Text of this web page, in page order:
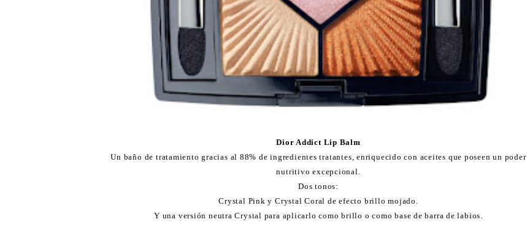
Dior Addict Lip Balm
Un baño de tratamiento gracias al 88% de ingredientes tratantes, enriquecido con aceites que poseen un poder
nutritivo excepcional.
Dos tonos:
Crystal Pink y Crystal Coral de efecto brillo mojado.
Y una versión neutra Crystal para aplicarlo como brillo o como base de barra de labios.